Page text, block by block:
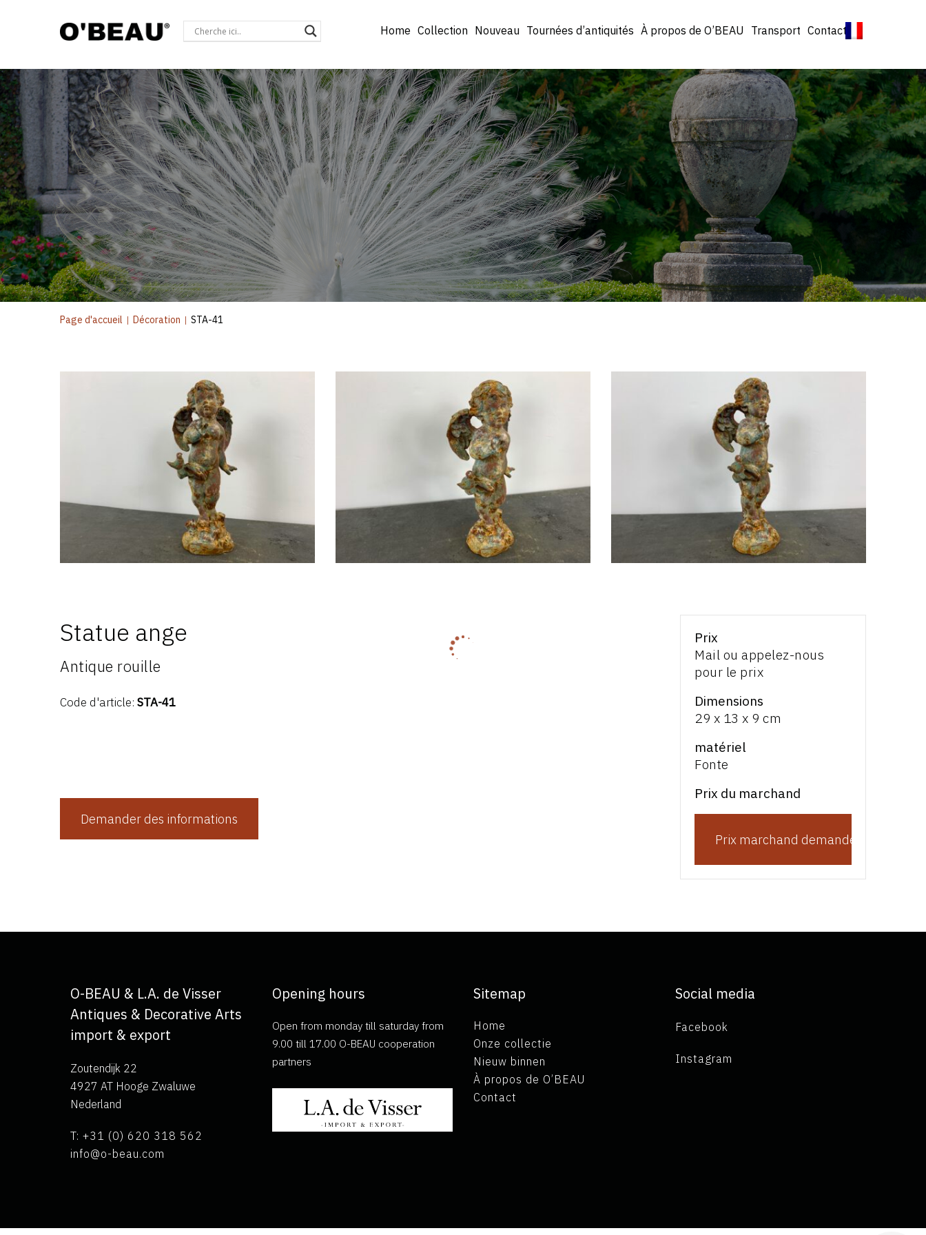
Home Collection Nouveau Tournées d’antiquités À propos de O’BEAU Transport Contact
Page d'accueil | Décoration | STA-41
Statue ange
Antique rouille
Code d'article: STA-41
Demander des informations
Prix
Mail ou appelez-nous
pour le prix
Dimensions
29 x 13 x 9 cm
matériel
Fonte
Prix du marchand
Prix marchand demande
O-BEAU & L.A. de Visser
Antiques & Decorative Arts
import & export
Zoutendijk 22
4927 AT Hooge Zwaluwe
Nederland
T: +31 (0) 620 318 562
info@o-beau.com
Opening hours
Open from monday till saturday from
9.00 till 17.00 O-BEAU cooperation
partners
Sitemap
Home
Onze collectie
Nieuw binnen
À propos de O’BEAU
Contact
Social media
Facebook
Instagram